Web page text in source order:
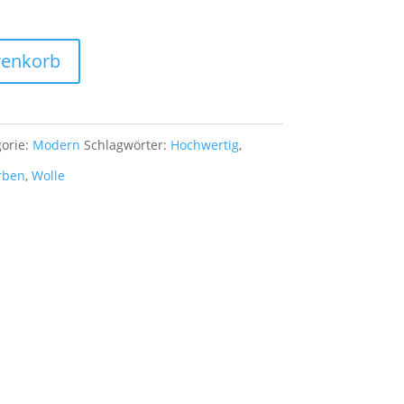
Modern Schlagwörter: Hochwertig,
, Wolle